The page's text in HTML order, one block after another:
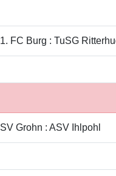
1. FC Burg : TuSG
SV Grohn : ASV Ihlpohl